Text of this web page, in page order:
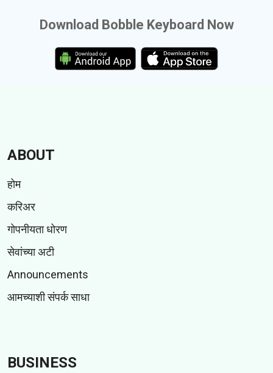
Download Bobble Keyboard Now
ABOUT
होम
करिअर
गोपनीयता धोरण
सेवांच्या अटी
Announcements
आमच्याशी संपर्क साधा
BUSINESS